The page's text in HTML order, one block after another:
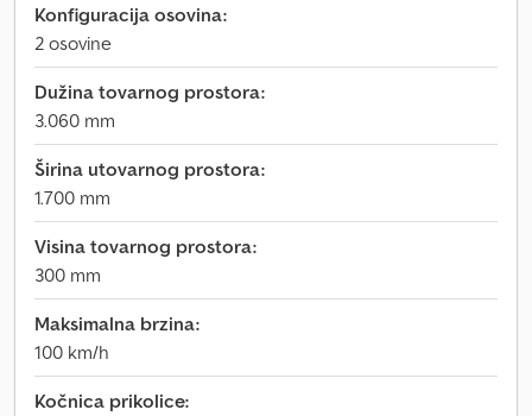
Konfiguracija osovina:
2 osovine
Dužina tovarnog prostora:
3.060 mm
Širina utovarnog prostora:
1.700 mm
Visina tovarnog prostora:
300 mm
Maksimalna brzina:
100 km/h
Kočnica prikolice: